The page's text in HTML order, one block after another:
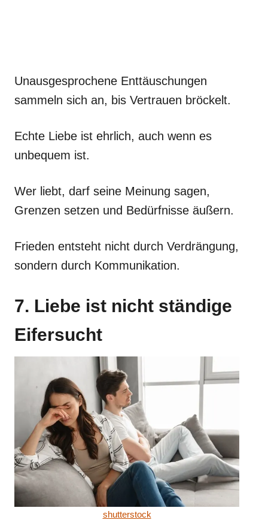
Unausgesprochene Enttäuschungen
sammeln sich an, bis Vertrauen bröckelt.
Echte Liebe ist ehrlich, auch wenn es
unbequem ist.
Wer liebt, darf seine Meinung sagen,
Grenzen setzen und Bedürfnisse äußern.
Frieden entsteht nicht durch Verdrängung,
sondern durch Kommunikation.
7. Liebe ist nicht ständige
Eifersucht
shutterstock